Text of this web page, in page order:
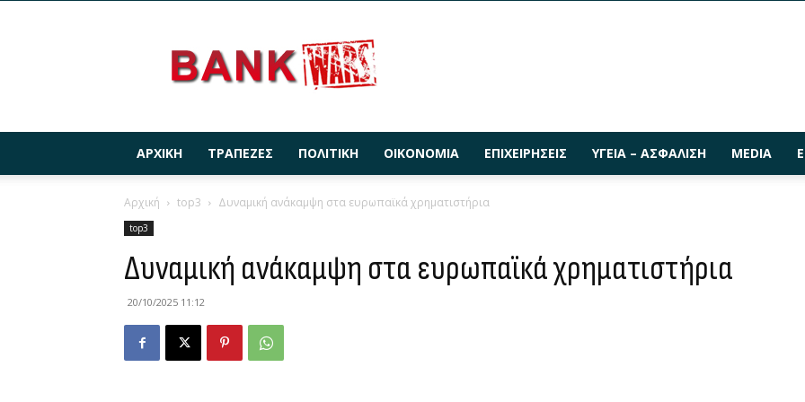
ΑΡΧΙΚΉ ΤΡΆΠΕΖΕΣ ΠΟΛΙΤΙΚΉ ΟΙΚΟΝΟΜΊΑ ΕΠΙΧΕΙΡΉΣΕΙΣ ΥΓΕΊΑ – ΑΣΦΆΛΙΣΗ MEDIA
Αρχική top3 Δυναμική ανάκαμψη στα ευρωπαϊκά χρηματιστήρια
top3
Δυναμική ανάκαμψη στα ευρωπαϊκά χρηματιστήρια
20/10/2025 11:12